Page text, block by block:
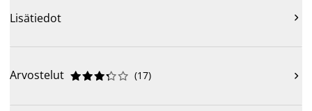
Lisätiedot 
Arvostelut 




 (17) 